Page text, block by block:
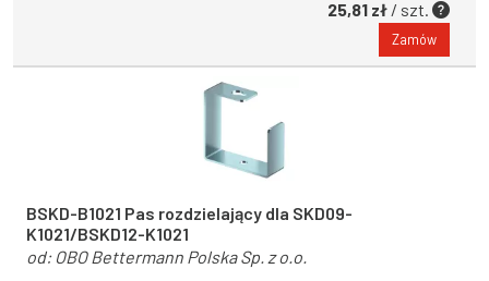
25,81 zł / szt.
Zamów
BSKD-B1021 Pas rozdzielający dla SKD09-
K1021/BSKD12-K1021
od: OBO Bettermann Polska Sp. z o.o.